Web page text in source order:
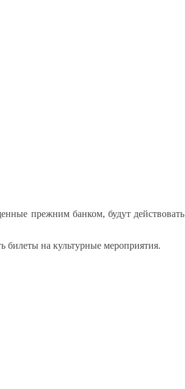
прежним банком, будут действовать
билеты на культурные мероприятия.